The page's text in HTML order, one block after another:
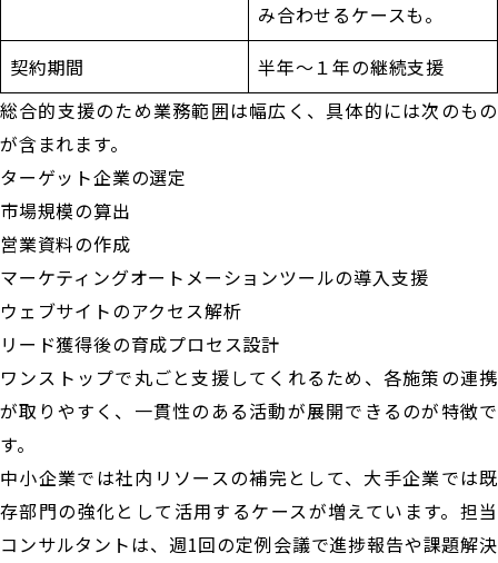
み合わせるケースも。
契約期間
半年〜１年の継続支援
総合的支援のため業務範囲は幅広く、具体的には次のもの
が含まれます。
ターゲット企業の選定
市場規模の算出
営業資料の作成
マーケティングオートメーションツールの導入支援
ウェブサイトのアクセス解析
リード獲得後の育成プロセス設計
ワンストップで丸ごと支援してくれるため、各施策の連携
が取りやすく、一貫性のある活動が展開できるのが特徴で
す。
中小企業では社内リソースの補完として、大手企業では既
存部門の強化として活用するケースが増えています。担当
コンサルタントは、週1回の定例会議で進捗報告や課題解決